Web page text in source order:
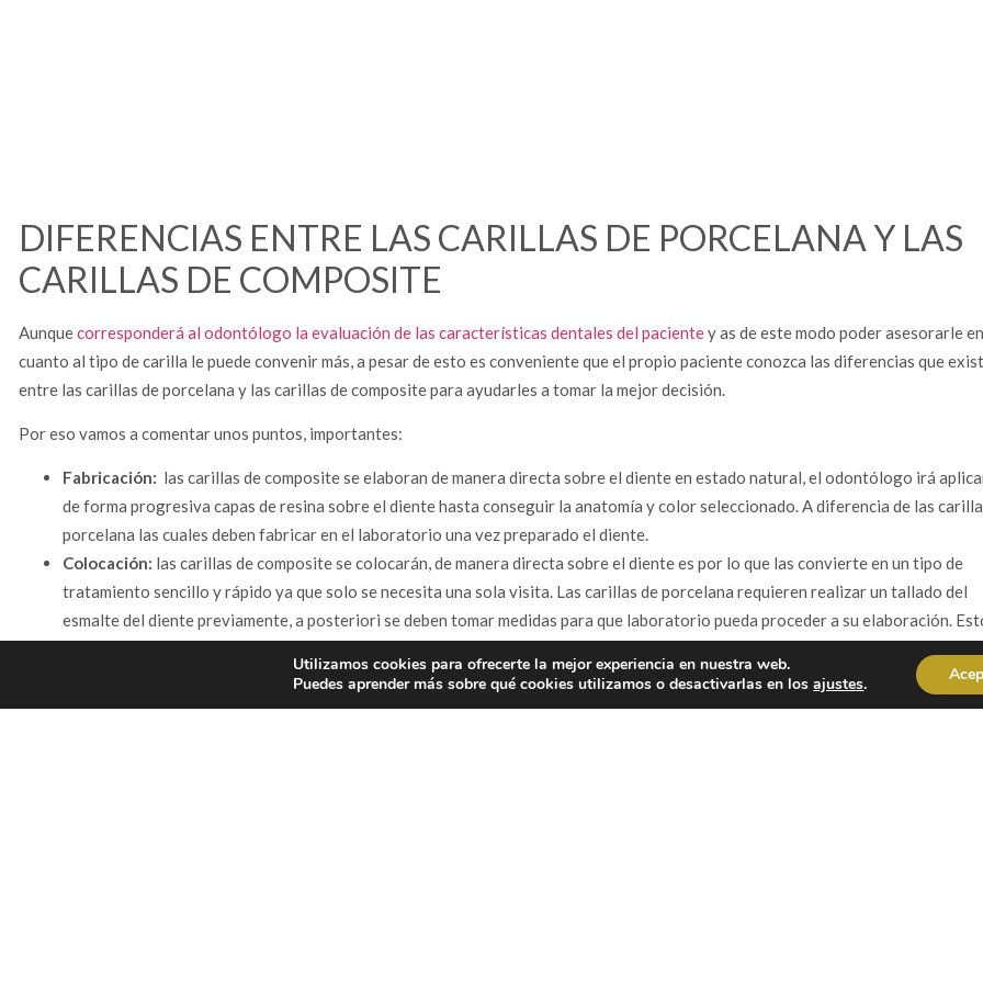
DIFERENCIAS ENTRE LAS CARILLAS DE PORCELANA Y LAS
CARILLAS DE COMPOSITE
Aunquecorresponderá al odontólogo la evaluación de las características dentales del pacientey as de este modo poder asesorarle en
cuanto al tipo de carilla le puede convenir más, a pesar de esto es conveniente que el propio paciente conozca las diferencias que
entre las carillas de porcelana y las carillas de composite para ayudarles a tomar la mejor decisión.
Por eso vamos a comentar unos puntos, importantes:
Fabricación: las carillas de composite se elaboran de manera directa sobre el diente en estado natural, el odontólogo irá
de forma progresiva capas de resina sobre el diente hasta conseguir la anatomía y color seleccionado. A diferencia de las
porcelana las cuales deben fabricar en el laboratorio una vez preparado el diente.
Colocación: las carillas de composite se colocarán, de manera directa sobre el diente es por lo que las convierte en un tipo de
tratamiento sencillo y rápido ya que solo se necesita una sola visita. Las carillas de porcelana requieren realizar un tallado del
esmalte del diente previamente, a posteriori se deben tomar medidas para que laboratorio pueda proceder a su elaboración.
las carillas de composite tienen una durabilidad más comprometida lo normal es que duren de 2 a 5 años, suelen
alteraciones de color y se erosiona la resina. Las carillas de porcelana son muchísimo más duraderas, la duración suele ser de 15
Utilizamos cookies para ofrecerte la mejor experiencia en nuestra web.
Puedes aprender más sobre qué cookies utilizamos o desactivarlas en losajustes.